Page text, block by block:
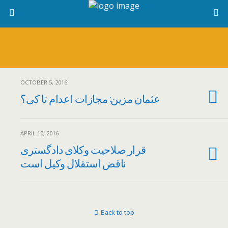
OCTOBER 5, 2016
عثمان مزین: مجازات اعدام تا کی؟
APRIL 10, 2016
قرار صلاحیت وکلای دادگستری
ناقض استقلال وکیل است
Back to top